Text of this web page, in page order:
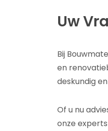
Uw
Bij
en
deskundig
Of u nu
onze